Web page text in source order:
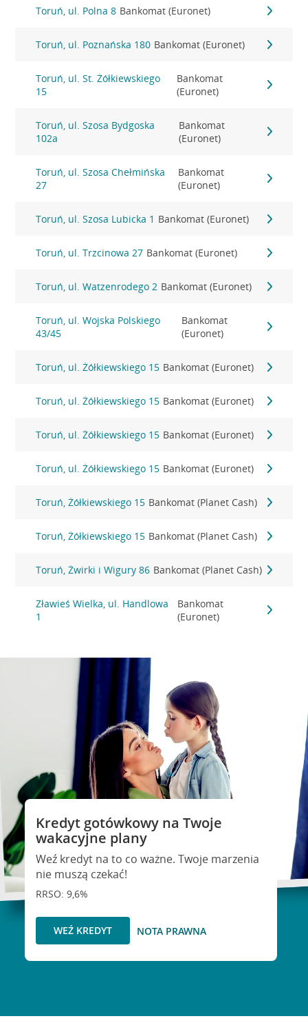
Toruń, ul. Polna 8 Bankomat (Euronet)
Toruń, ul. Poznańska 180 Bankomat (Euronet)
Toruń, ul. St. Żółkiewskiego
15
Bankomat
(Euronet)
Toruń, ul. Szosa Bydgoska
102a
Bankomat
(Euronet)
Toruń, ul. Szosa Chełmińska
27
Bankomat
(Euronet)
Toruń, ul. Szosa Lubicka 1 Bankomat (Euronet)
Toruń, ul. Trzcinowa 27 Bankomat (Euronet)
Toruń, ul. Watzenrodego 2 Bankomat (Euronet)
Toruń, ul. Wojska Polskiego
43/45
Bankomat
(Euronet)
Toruń, ul. Żółkiewskiego 15 Bankomat (Euronet)
Toruń, ul. Żółkiewskiego 15 Bankomat (Euronet)
Toruń, ul. Żółkiewskiego 15 Bankomat (Euronet)
Toruń, ul. Żółkiewskiego 15 Bankomat (Euronet)
Toruń, Żółkiewskiego 15 Bankomat (Planet Cash)
Toruń, Żółkiewskiego 15 Bankomat (Planet Cash)
Toruń, Żwirki i Wigury 86 Bankomat (Planet Cash)
Zławieś Wielka, ul. Handlowa
1
Bankomat
(Euronet)
Kredyt gotówkowy na Twoje
wakacyjne plany
Weź kredyt na to co ważne. Twoje marzenia
nie muszą czekać!
RRSO: 9,6%
WEŹ KREDYT NOTA PRAWNA